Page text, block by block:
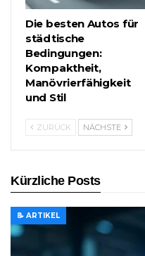
Die besten Autos für
städtische
Bedingungen:
Kompaktheit,
Manövrierfähigkeit
und Stil
ZURÜCK NÄCHSTE
Kürzliche Posts
📝 ARTIKEL